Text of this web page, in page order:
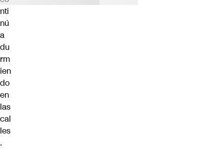
nti
nú
a
du
rm
ien
do
en
las
cal
les
.